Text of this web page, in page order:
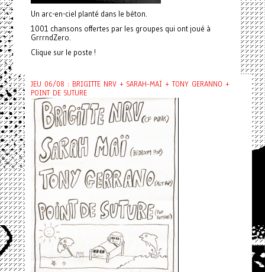
Un arc-en-ciel planté dans le béton.
1001 chansons offertes par les groupes qui ont joué à
GrrrndZero.
Clique sur le poste !
JEU 06/08 : BRIGITTE NRV + SARAH-MAÏ + TONY GERANNO +
POINT DE SUTURE